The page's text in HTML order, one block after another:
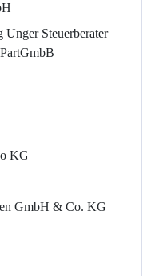
Steuerberater
KG
GmbH & Co. KG